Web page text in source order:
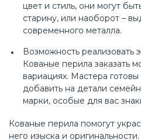
цвет и стиль, они могут
старину, или наоборот –
современного металла.
Возможность реализовать
Кованые перила заказать
вариациях. Мастера
добавить на детали
марки, особые для вас
Кованые перила помогут
него изыска и